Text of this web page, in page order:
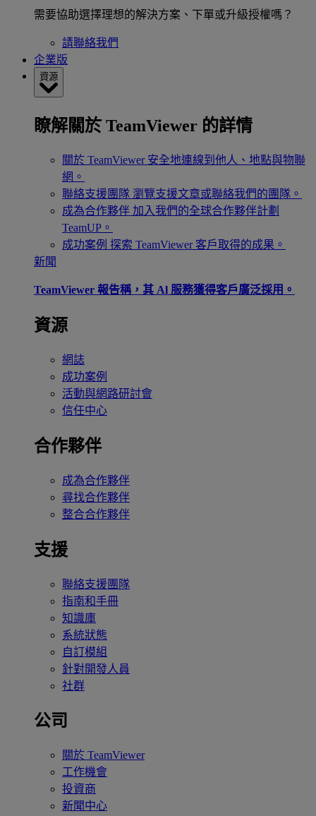
需要協助選擇理想的解決方案、下單或升級授權嗎？
請聯絡我們
企業版
資源
瞭解關於 TeamViewer 的詳情
關於 TeamViewer 安全地連線到他人、地點與物聯
網。
聯絡支援團隊 瀏覽支援文章或聯絡我們的團隊。
成為合作夥伴 加入我們的全球合作夥伴計劃
TeamUP。
成功案例 探索 TeamViewer 客戶取得的成果。
新聞
TeamViewer 報告稱，其 Al 服務獲得客戶廣泛採用。
資源
網誌
成功案例
活動與網路研討會
信任中心
合作夥伴
成為合作夥伴
尋找合作夥伴
整合合作夥伴
支援
聯絡支援團隊
指南和手冊
知識庫
系統狀態
自訂模組
針對開發人員
社群
公司
關於 TeamViewer
工作機會
投資商
新聞中心